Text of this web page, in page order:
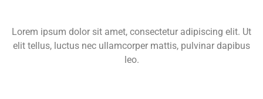
Lorem ipsum dolor sit amet, consectetur adipiscing elit. Ut
elit tellus, luctus nec ullamcorper mattis, pulvinar dapibus
leo.